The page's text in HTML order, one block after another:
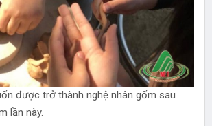
được trở thành nghệ nhân gốm sau
lần này.